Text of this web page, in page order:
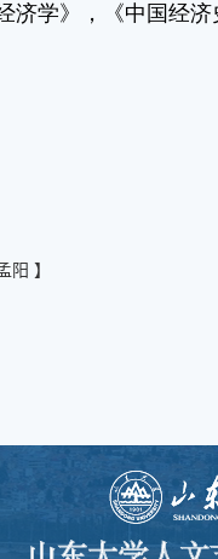
济学》，《中国经济
阳 】